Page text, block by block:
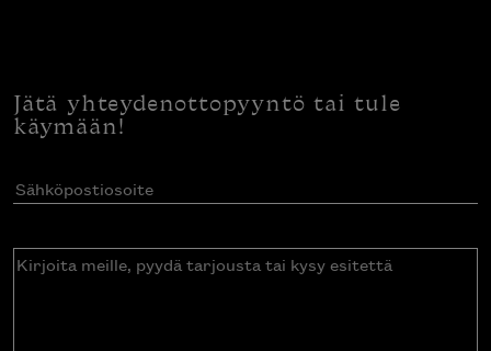
Jätä yhteydenottopyyntö tai tule
käymään!
Sähköpostiosoite(Pakollinen)
Kirjoita